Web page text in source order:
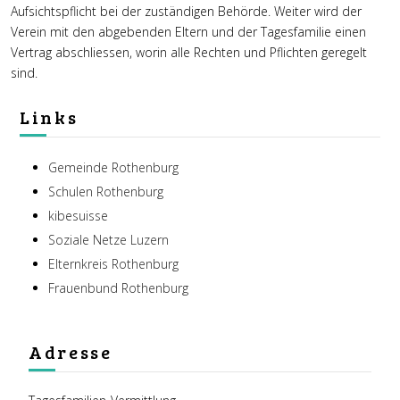
Aufsichtspflicht bei der zuständigen Behörde. Weiter wird der
Verein mit den abgebenden Eltern und der Tagesfamilie einen
Vertrag abschliessen, worin alle Rechten und Pflichten geregelt
sind.
Links
Gemeinde Rothenburg
Schulen Rothenburg
kibesuisse
Soziale Netze Luzern
Elternkreis Rothenburg
Frauenbund Rothenburg
Adresse